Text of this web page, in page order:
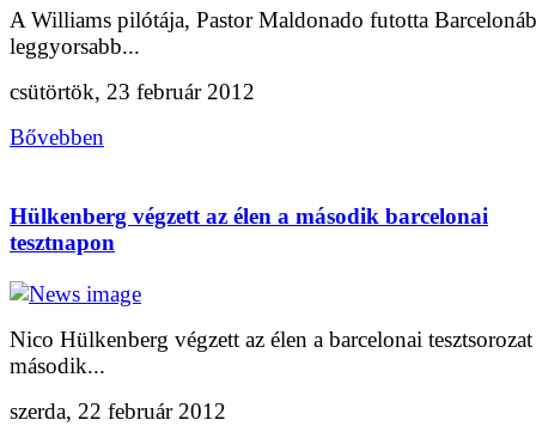
A Williams pilótája, Pastor Maldonado futotta
leggyorsabb...
csütörtök, 23 február 2012
Bővebben
Hülkenberg végzett az élen a második barcelonai
tesztnapon
Nico Hülkenberg végzett az élen a barcelonai tesztsorozat
második...
szerda, 22 február 2012